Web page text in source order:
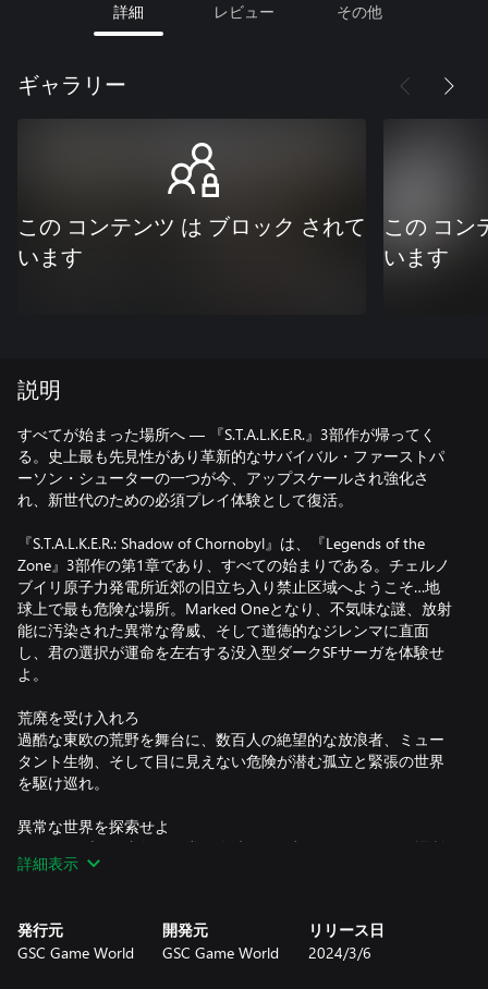
詳細 レビュー その他
ギャラリー
この コンテンツ は ブロック されて
います
この コン
います
説明
すべてが始まった場所へ — 『S.T.A.L.K.E.R.』3部作が帰ってく
る。史上最も先見性があり革新的なサバイバル・ファーストパ
ーソン・シューターの一つが今、アップスケールされ強化さ
れ、新世代のための必須プレイ体験として復活。
『S.T.A.L.K.E.R.: Shadow of Chornobyl』は、『Legends of the
Zone』3部作の第1章であり、すべての始まりである。チェルノ
ブイリ原子力発電所近郊の旧立ち入り禁止区域へようこそ…地
球上で最も危険な場所。Marked Oneとなり、不気味な謎、放射
能に汚染された異常な脅威、そして道徳的なジレンマに直面
し、君の選択が運命を左右する没入型ダークSFサーガを体験せ
よ。
荒廃を受け入れろ
過酷な東欧の荒野を舞台に、数百人の絶望的な放浪者、ミュー
タント生物、そして目に見えない危険が潜む孤立と緊張の世界
を駆け巡れ。
異常な世界を探索せよ
チェルノブイリ事故の異常な余波に深く根ざしたリアルな場所
を冒険せよ。それぞれのエリアには、それぞれの恐ろしい秘密
何が何でも生き延びろ
危険なアノマリー、目に見えない放射能、飢え、そして残忍な
詳細表示
発行元
GSC Game World
開発元
GSC Game World
リリース日
2024/3/6